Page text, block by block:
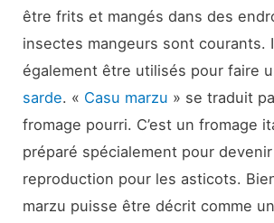
être frits et mangés dans des
insectes mangeurs sont courants.
également être utilisés pour faire
sarde. « Casu marzu » se traduit
fromage pourri. C’est un fromage
préparé spécialement pour
reproduction pour les asticots.
marzu puisse être décrit comme